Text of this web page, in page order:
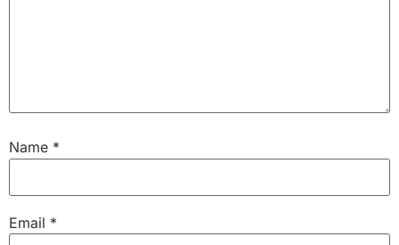
Name *
Email *